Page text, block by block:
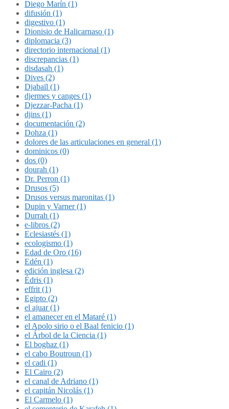
Diego Marín (1)
difusión (1)
digestivo (1)
Dionisio de Halicarnaso (1)
diplomacia (3)
directorio internacional (1)
discrepancias (1)
disdasah (1)
Dives (2)
Djabaïl (1)
djermes y canges (1)
Djezzar-Pacha (1)
djins (1)
documentación (2)
Dohza (1)
dolores de las articulaciones en general (1)
dominicos (0)
dos (0)
dourah (1)
Dr. Perron (1)
Drusos (5)
Drusos versus maronitas (1)
Dupin y Varner (1)
Durrah (1)
e-libros (2)
Eclesiastés (1)
ecologismo (1)
Edad de Oro (16)
Edén (1)
edición inglesa (2)
Édris (1)
effrit (1)
Egipto (2)
el ajuar (1)
el amanecer en el Mataré (1)
el Apolo sirio o el Baal fenicio (1)
el Árbol de la Ciencia (1)
El boghaz (1)
el cabo Boutroun (1)
el cadi (1)
El Cairo (2)
el canal de Adriano (1)
el capitán Nicolás (1)
El Carmelo (1)